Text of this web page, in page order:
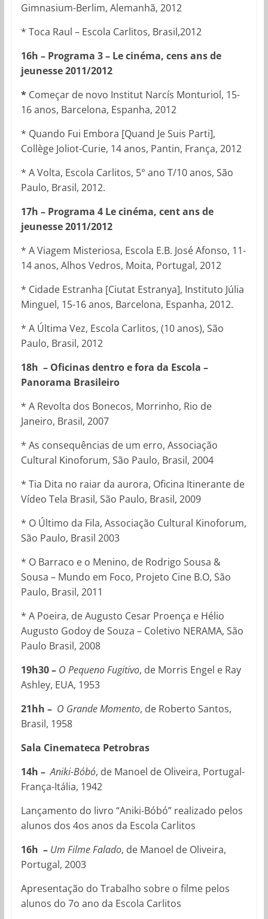
Gimnasium-Berlim, Alemanhã, 2012
* Toca Raul – Escola Carlitos, Brasil,2012
16h – Programa 3 – Le cinéma, cens ans de
jeunesse 2011/2012
* Começar de novo Institut Narcís Monturiol, 15-
16 anos, Barcelona, Espanha, 2012
* Quando Fui Embora [Quand Je Suis Parti],
Collège Joliot-Curie, 14 anos, Pantin, França, 2012
* A Volta, Escola Carlitos, 5° ano T/10 anos, São
Paulo, Brasil, 2012.
17h – Programa 4 Le cinéma, cent ans de
jeunesse 2011/2012
* A Viagem Misteriosa, Escola E.B. José Afonso, 11-
14 anos, Alhos Vedros, Moita, Portugal, 2012
* Cidade Estranha [Ciutat Estranya], Instituto Júlia
Minguel, 15-16 anos, Barcelona, Espanha, 2012.
* A Última Vez, Escola Carlitos, (10 anos), São
Paulo, Brasil, 2012
18h – Oficinas dentro e fora da Escola –
Panorama Brasileiro
* A Revolta dos Bonecos, Morrinho, Rio de
Janeiro, Brasil, 2007
* As consequências de um erro, Associação
Cultural Kinoforum, São Paulo, Brasil, 2004
* Tia Dita no raiar da aurora, Oficina Itinerante de
Vídeo Tela Brasil, São Paulo, Brasil, 2009
* O Último da Fila, Associação Cultural Kinoforum,
São Paulo, Brasil 2003
* O Barraco e o Menino, de Rodrigo Sousa &
Sousa – Mundo em Foco, Projeto Cine B.O, São
Paulo, Brasil, 2011
* A Poeira, de Augusto Cesar Proença e Hélio
Augusto Godoy de Souza – Coletivo NERAMA, São
Paulo Brasil, 2008
19h30 – O Pequeno Fugitivo, de Morris Engel e Ray
Ashley, EUA, 1953
21hh – O Grande Momento, de Roberto Santos,
Brasil, 1958
Sala Cinemateca Petrobras
14h –Aniki-Bóbó, de Manoel de Oliveira, Portugal-
França-Itália, 1942
Lançamento do livro “Aniki-Bóbó” realizado pelos
alunos dos 4os anos da Escola Carlitos
16h – Um Filme Falado, de Manoel de Oliveira,
Portugal, 2003
Apresentação do Trabalho sobre o filme pelos
alunos do 7o ano da Escola Carlitos